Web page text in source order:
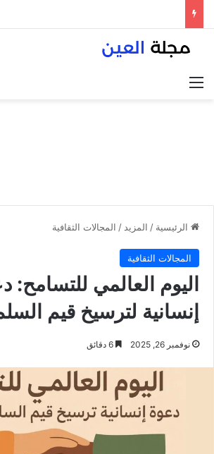
القائمة
الرئيسية / المزيد / المجالات الثقافية
المجالات الثقافية
اليوم العالمي للتسامح:
إنسانية لترسيخ قيم
نوفمبر 26, 2025